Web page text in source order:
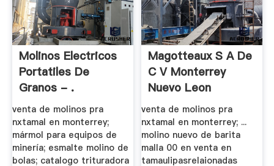
Molinos Electricos
Portatiles De
Granos - .
venta de molinos pra
nxtamal en monterrey;
mármol para equipos de
minería; esmalte molino de
bolas; catalogo trituradora
Magotteaux S A De
C V Monterrey
Nuevo Leon
venta de molinos pra
nxtamal en monterrey; ...
molino nuevo de barita
malla 00 en venta en
tamaulipasrelaionadas